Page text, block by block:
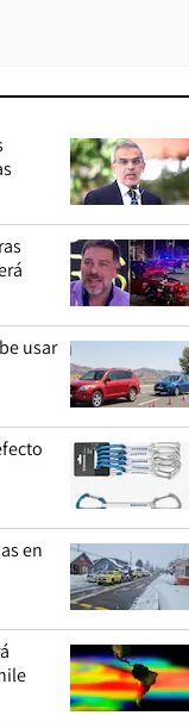
usar
en